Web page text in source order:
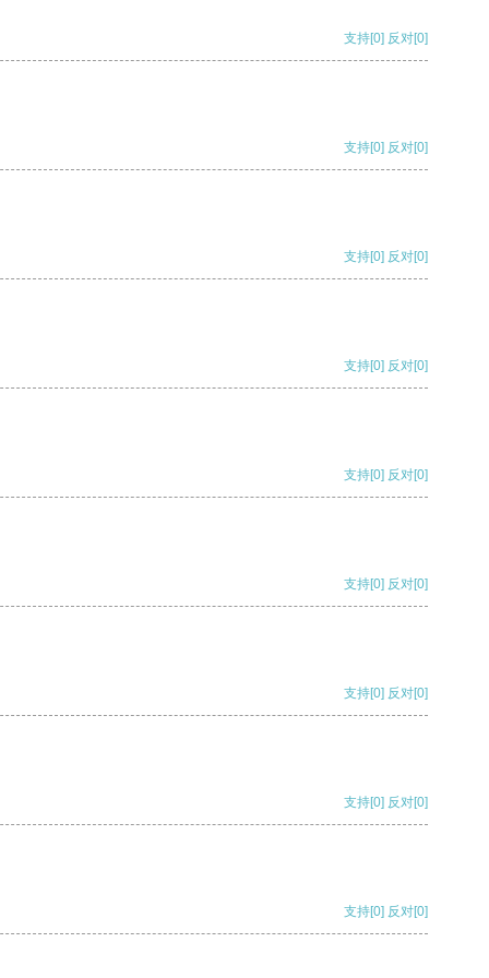
支持[0] 反对[0]
支持[0] 反对[0]
支持[0] 反对[0]
支持[0] 反对[0]
支持[0] 反对[0]
支持[0] 反对[0]
支持[0] 反对[0]
支持[0] 反对[0]
支持[0] 反对[0]